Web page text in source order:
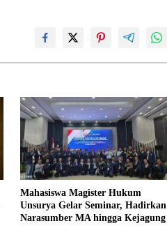
Mahasiswa Magister Hukum
Unsurya Gelar Seminar, Hadirkan
Narasumber MA hingga Kejagung